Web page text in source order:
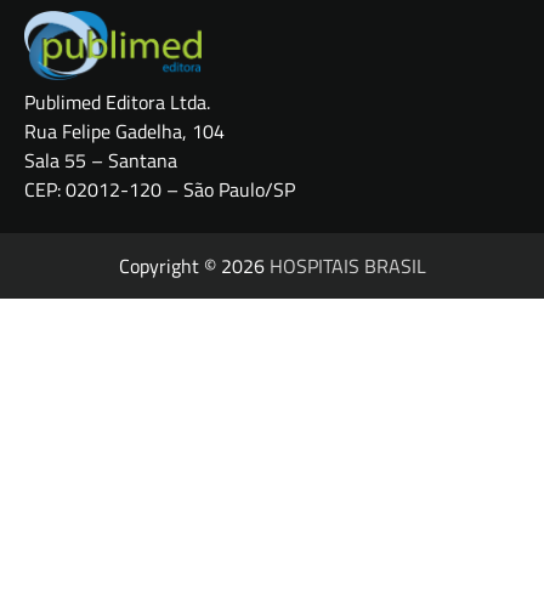
Publimed Editora Ltda.
Rua Felipe Gadelha, 104
Sala 55 – Santana
CEP: 02012-120 – São Paulo/SP
Copyright © 2026 HOSPITAIS BRASIL